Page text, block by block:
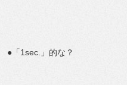
●「1sec.」的な？